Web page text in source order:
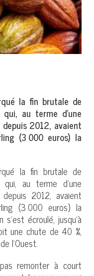
la fin brutale de
au terme d’une
2012, avaient
(3 000 euros) la
la fin brutale de
au terme d’une
2012, avaient
(3 000 euros) la
écroulé, jusqu’à
une chute de 40 %,
l’Ouest.
remonter à court